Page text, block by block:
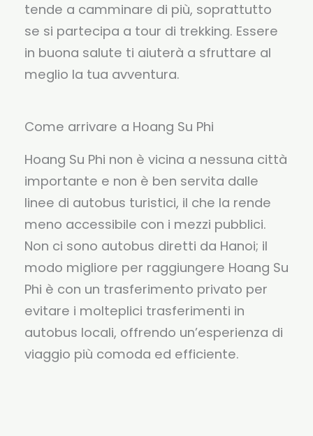
tende a camminare di più, soprattutto
se si partecipa a tour di trekking. Essere
in buona salute ti aiuterà a sfruttare al
meglio la tua avventura.
Come arrivare a Hoang Su Phi
Hoang Su Phi non è vicina a nessuna città
importante e non è ben servita dalle
linee di autobus turistici, il che la rende
meno accessibile con i mezzi pubblici.
Non ci sono autobus diretti da Hanoi; il
modo migliore per raggiungere Hoang Su
Phi è con un trasferimento privato per
evitare i molteplici trasferimenti in
autobus locali, offrendo un’esperienza di
viaggio più comoda ed efficiente.